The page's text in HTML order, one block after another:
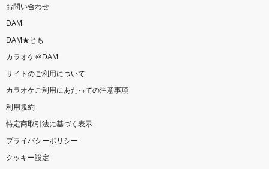
お問い合わせ
DAM
DAM★とも
カラオケ＠DAM
サイトのご利用について
カラオケご利用にあたっての注意事項
利用規約
特定商取引法に基づく表示
プライバシーポリシー
クッキー設定